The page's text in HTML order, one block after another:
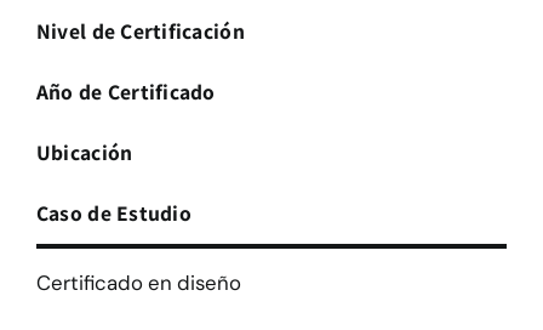
Nivel de Certificación
Año de Certificado
Ubicación
Caso de Estudio
Certificado en diseño